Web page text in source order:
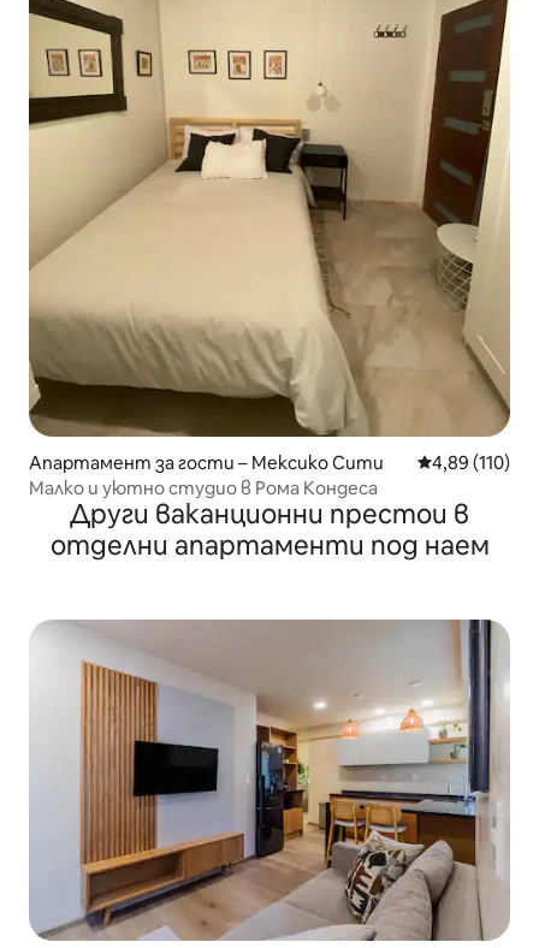
Апартамент за гости – Мексико Сити Средна
4,89 (110)
Малко и уютно студио в Рома Кондеса
Други ваканционни престои в
отделни апартаменти под наем